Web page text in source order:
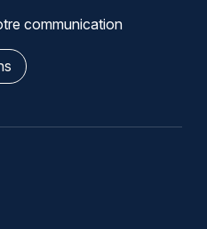
communication